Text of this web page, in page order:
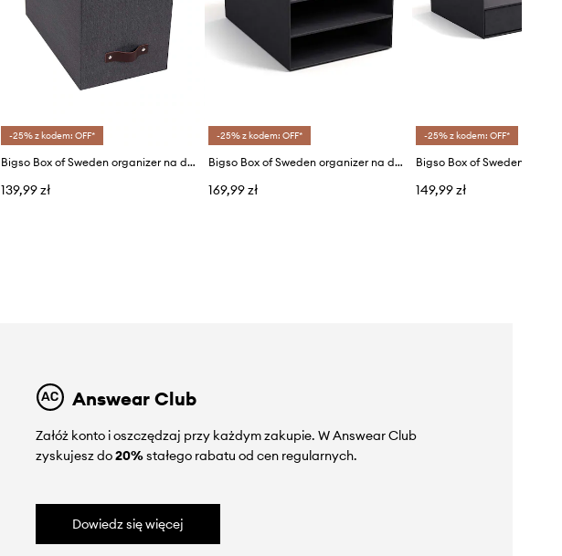
-25% z kodem: OFF*
Bigso Box of Sweden organizer na dokumenty
139,99 zł
-25% z kodem: OFF*
Bigso Box of Sweden organizer na dokumenty Trey
169,99 zł
-25% z kodem: OFF*
149,99 zł
Answear Club
Załóż konto i oszczędzaj przy każdym zakupie. W Answear Club
zyskujesz do20%stałego rabatu od cen regularnych.
Dowiedz się więcej